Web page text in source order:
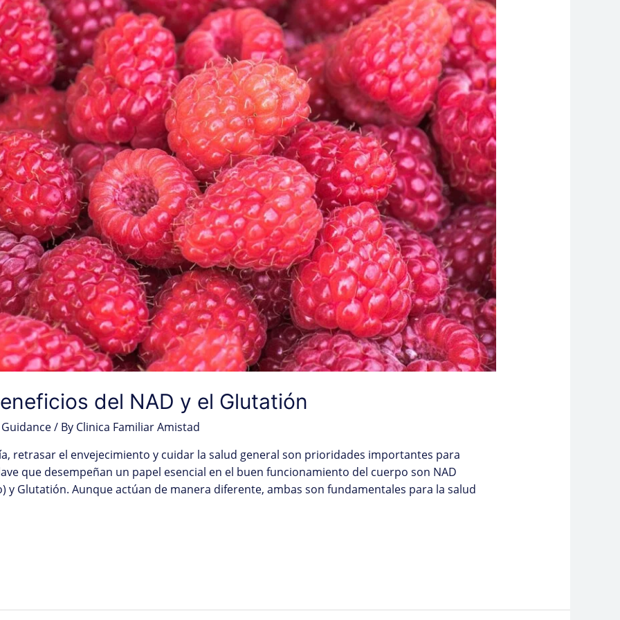
del NAD y el Glutatión
/ By Clinica Familiar Amistad
retrasar el envejecimiento y cuidar la salud general son prioridades importantes para
que desempeñan un papel esencial en el buen funcionamiento del cuerpo son NAD
y Glutatión. Aunque actúan de manera diferente, ambas son fundamentales para la salud